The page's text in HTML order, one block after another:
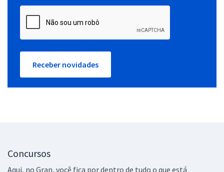
Receber novidades
Concursos
Aqui, no Gran, você fica por dentro de tudo o que está